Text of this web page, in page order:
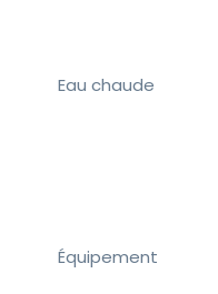
Eau chaude
Équipement